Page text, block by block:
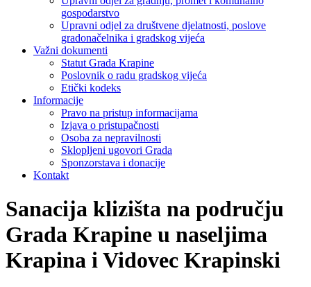
gospodarstvo
Upravni odjel za društvene djelatnosti, poslove
gradonačelnika i gradskog vijeća
Važni dokumenti
Statut Grada Krapine
Poslovnik o radu gradskog vijeća
Etički kodeks
Informacije
Pravo na pristup informacijama
Izjava o pristupačnosti
Osoba za nepravilnosti
Sklopljeni ugovori Grada
Sponzorstava i donacije
Kontakt
Sanacija klizišta na području
Grada Krapine u naseljima
Krapina i Vidovec Krapinski